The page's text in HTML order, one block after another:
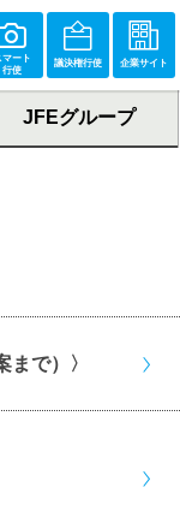
マート
行使
議決権行使 企業サイト
JFEグループ
まで）〉